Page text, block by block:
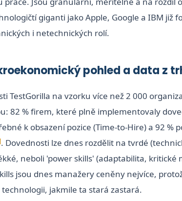
giganti jako Apple, Google a IBM již
i netechnických rolí.
pohled a data z
TestGorilla na vzorku více než 2 000
82 % firem, které plně implementovaly
k obsazení pozice (Time-to-Hire) a 92 %
. Dovednosti lze dnes rozdělit na tvrdé
neboli 'power skills' (adaptabilita,
jsou dnes manažery ceněny nejvíce,
jakmile ta stará zastará.